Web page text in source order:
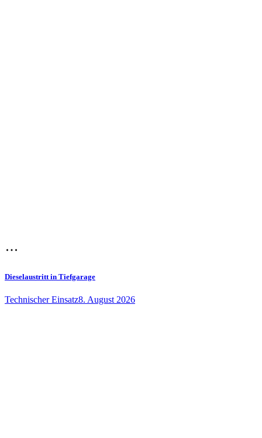
Dieselaustritt in Tiefgarage
Technischer Einsatz8. August 2026